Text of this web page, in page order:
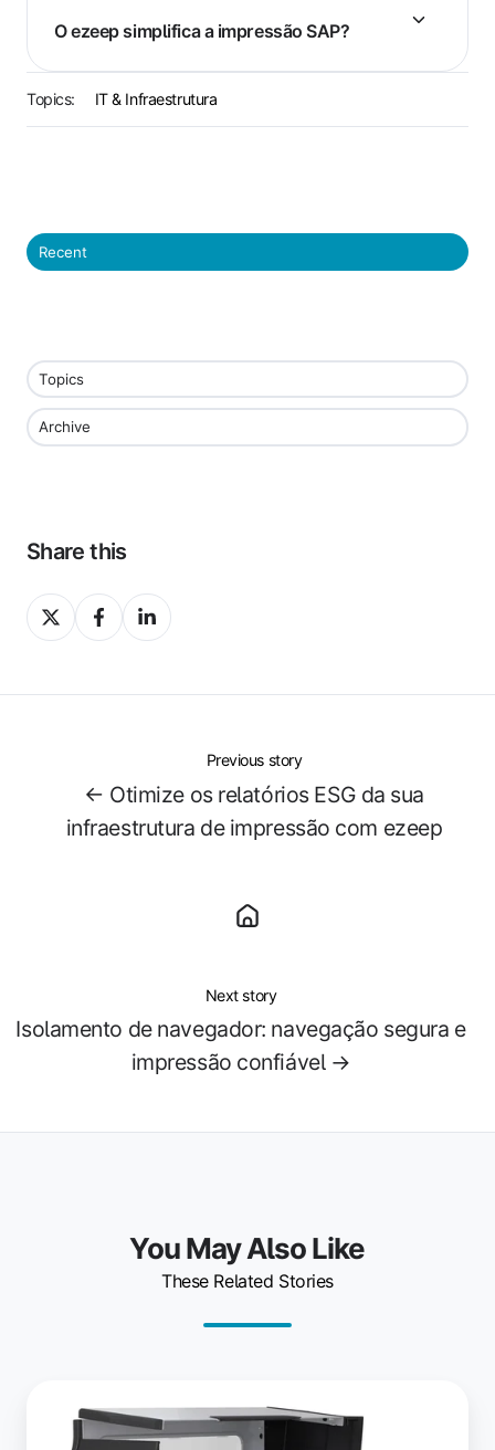
O ezeep simplifica a impressão SAP?
Topics: IT & Infraestrutura
Recent
Topics
Archive
Share this
Share
on
Share
on
Share
on
Previous story
← Otimize os relatórios ESG da sua
infraestrutura de impressão com ezeep
Next story
Isolamento de navegador: navegação segura e
impressão confiável →
You May Also Like
These Related Stories
linerless: